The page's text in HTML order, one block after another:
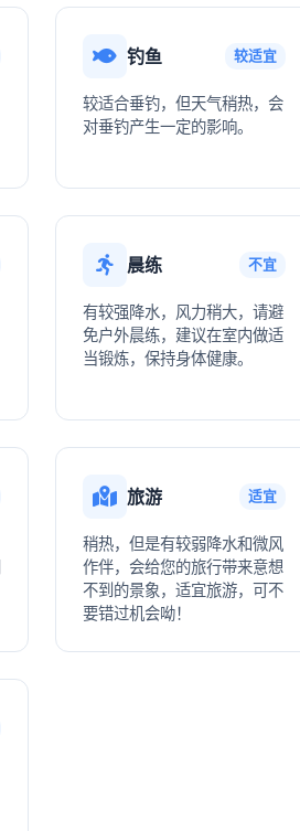
钓鱼 较适宜
较适合垂钓，但天气稍热，会
对垂钓产生一定的影响。
晨练 不宜
有较强降水，风力稍大，请避
免户外晨练，建议在室内做适
当锻炼，保持身体健康。
旅游 适宜
稍热，但是有较弱降水和微风
作伴，会给您的旅行带来意想
不到的景象，适宜旅游，可不
要错过机会呦！